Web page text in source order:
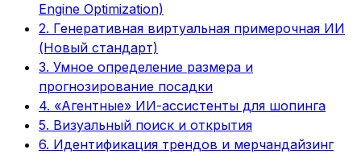
Engine Optimization)
2. Генеративная виртуальная примерочная ИИ
(Новый стандарт)
3. Умное определение размера и
прогнозирование посадки
4. «Агентные» ИИ-ассистенты для шопинга
5. Визуальный поиск и открытия
6. Идентификация трендов и мерчандайзинг